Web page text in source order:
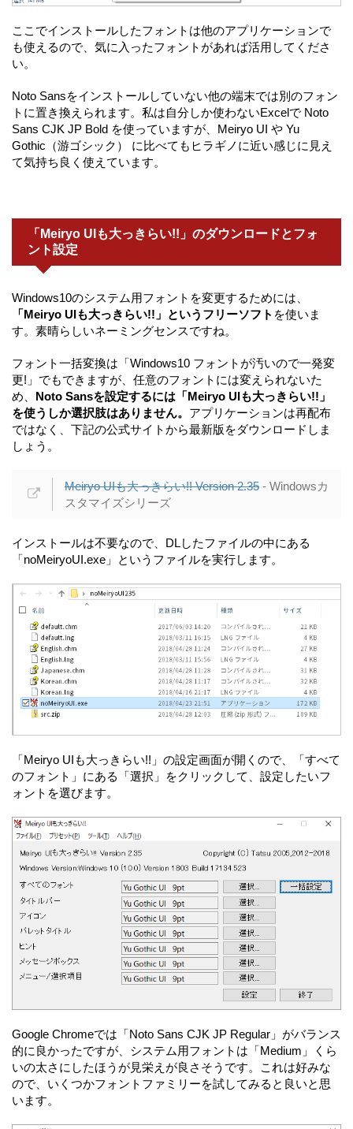
ここでインストールしたフォントは他のアプリケーションで
も使えるので、気に入ったフォントがあれば活用してくださ
い。
Noto Sansをインストールしていない他の端末では別のフォン
トに置き換えられます。私は自分しか使わないExcelで Noto
Sans CJK JP Bold を使っていますが、Meiryo UI や Yu
Gothic（游ゴシック） に比べてもヒラギノに近い感じに見え
て気持ち良く使えています。
「Meiryo UIも大っきらい!!」のダウンロードとフォ
ント設定
Windows10のシステム用フォントを変更するためには、
「Meiryo UIも大っきらい!!」というフリーソフト を使いま
す。素晴らしいネーミングセンスですね。
フォント一括変換は「Windows10 フォントが汚いので一発変
更!」でもできますが、任意のフォントには変えられないた
め、 Noto Sansを設定するには「Meiryo UIも大っきらい!!」
を使うしか選択肢はありません。 アプリケーションは再配布
ではなく、下記の公式サイトから最新版をダウンロードしま
しょう。
Meiryo UIも大っきらい!! Version 2.35 - Windowsカ
スタマイズシリーズ
インストールは不要なので、DLしたファイルの中にある
「noMeiryoUI.exe」というファイルを実行します。
「Meiryo UIも大っきらい!!」の設定画面が開くので、「すべて
のフォント」にある「選択」をクリックして、設定したいフ
ォントを選びます。
Google Chromeでは「Noto Sans CJK JP Regular」がバランス
的に良かったですが、システム用フォントは「Medium」くら
いの太さにしたほうが見栄えが良さそうです。これは好みな
ので、いくつかフォントファミリーを試してみると良いと思
います。